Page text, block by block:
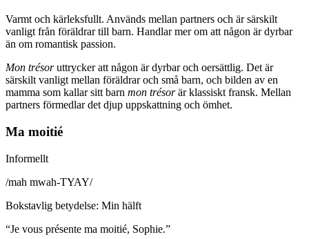
Varmt och kärleksfullt. Används mellan partners och är särskilt
vanligt från föräldrar till barn. Handlar mer om att någon är dyrbar
än om romantisk passion.
Mon trésoruttrycker att någon är dyrbar och oersättlig. Det är
särskilt vanligt mellan föräldrar och små barn, och bilden av en
mamma som kallar sitt barn mon trésorär klassiskt fransk. Mellan
partners förmedlar det djup uppskattning och ömhet.
Ma moitié
Informellt
/mah mwah-TYAY/
Bokstavlig betydelse: Min hälft
“Je vous présente ma moitié, Sophie.”